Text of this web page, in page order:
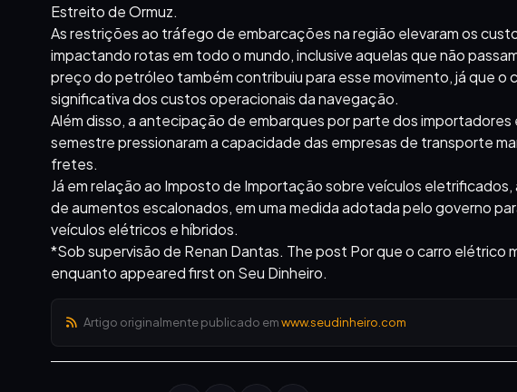
Estreito de Ormuz.
As restrições ao tráfego de embarcações na região elevaram os
impactando rotas em todo o mundo, inclusive aquelas que não
preço do petróleo também contribuiu para esse movimento, já que o
significativa dos custos operacionais da navegação.
Além disso, a antecipação de embarques por parte dos
semestre pressionaram a capacidade das empresas de transporte
fretes.
Já em relação ao Imposto de Importação sobre veículos
de aumentos escalonados, em uma medida adotada pelo governo
veículos elétricos e híbridos.
*Sob supervisão de Renan Dantas. The post Por que o carro elétrico
enquanto appeared first on Seu Dinheiro.
Artigo originalmente publicado emwww.seudinheiro.com